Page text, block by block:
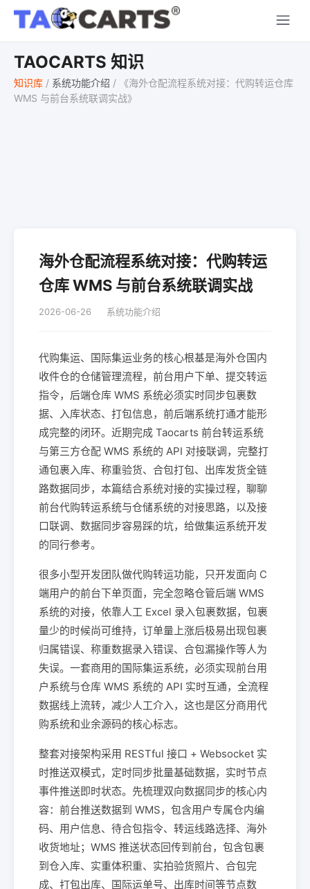
TAOCARTS 知识
知识库 / 系统功能介绍 /
《海外仓配流程系统对接：代购转运仓库
WMS 与前台系统联调实战》
海外仓配流程系统对接：代购转运
仓库 WMS 与前台系统联调实战
2026-06-26 系统功能介绍
代购集运、国际集运业务的核心根基是海外仓国内
收件仓的仓储管理流程，前台用户下单、提交转运
指令，后端仓库 WMS 系统必须实时同步包裹数
据、入库状态、打包信息，前后端系统打通才能形
成完整的闭环。近期完成 Taocarts 前台转运系统
与第三方仓配 WMS 系统的 API 对接联调，完整打
通包裹入库、称重验货、合包打包、出库发货全链
路数据同步，本篇结合系统对接的实操过程，聊聊
前台代购转运系统与仓储系统的对接思路，以及接
口联调、数据同步容易踩的坑，给做集运系统开发
的同行参考。
很多小型开发团队做代购转运功能，只开发面向 C
端用户的前台下单页面，完全忽略仓管后端 WMS
系统的对接，依靠人工 Excel 录入包裹数据，包裹
量少的时候尚可维持，订单量上涨后极易出现包裹
归属错误、称重数据录入错误、合包漏操作等人为
失误。一套商用的国际集运系统，必须实现前台用
户系统与仓库 WMS 系统的 API 实时互通，全流程
数据线上流转，减少人工介入，这也是区分商用代
购系统和业余源码的核心标志。
整套对接架构采用 RESTful 接口 + Websocket 实
时推送双模式，定时同步批量基础数据，实时节点
事件推送即时状态。先梳理双向数据同步的核心内
容：前台推送数据到 WMS，包含用户专属仓内编
码、用户信息、待合包指令、转运线路选择、海外
收货地址；WMS 推送状态回传到前台，包含包裹
到仓入库、实重体积重、实拍验货照片、合包完
成、打包出库、国际运单号、出库时间等节点数